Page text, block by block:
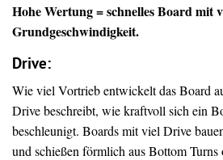
Hohe Wertung = schnelles Board mit
Grundgeschwindigkeit.
Drive:
Wie viel Vortrieb entwickelt das Board
Drive beschreibt, wie kraftvoll sich ein
beschleunigt. Boards mit viel Drive
und schießen förmlich aus Bottom Turns